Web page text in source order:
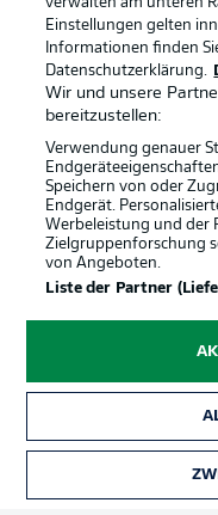
Rechtliche Hinweise
Datenschutz
Jobs
Einstellungen gelten
Informationen finden
Datenschutzerklärung.
Wir und unsere
bereitzustellen:
Verwendung genauer
Speichern von oder
Endgerät.
Werbeleistung und der
Zielgruppenforschung
von Angeboten.
Liste der Partner